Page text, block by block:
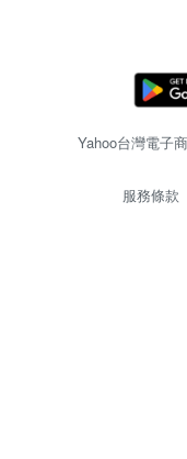
Yahoo台灣電子
服務條款